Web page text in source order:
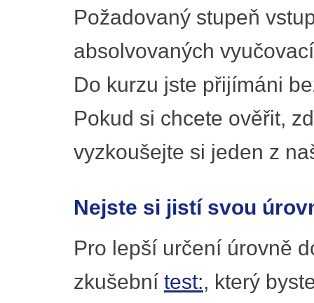
Požadovaný stupeň
absolvovaných
Do kurzu jste přijímáni
Pokud si chcete ověřit,
vyzkoušejte si jeden z
Nejste si jistí svou
Pro lepší určení úrovně
zkušební test:, který